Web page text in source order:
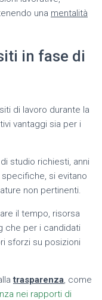
una mentalità
in fase di
di lavoro durante la
vantaggi sia per i
studio richiesti, anni
si evitano
non pertinenti.
il tempo, risorsa
che per i candidati
sforzi su posizioni
trasparenza, come
nei rapporti di